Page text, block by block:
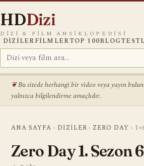
HDDizi
DIZI & FILM ANSIKLOPEDISI
DIZILERFILMLERTOP 100BLOG
Bu sitede herhangi bir video veya yayın
yalnızca bilgilendirme amaçlıdır.
ANA SAYFA › DIZILER › ZERO DAY ›
Zero Day 1. Sezon